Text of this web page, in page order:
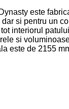
este
si pentru un
interiorul
si
este de 2155